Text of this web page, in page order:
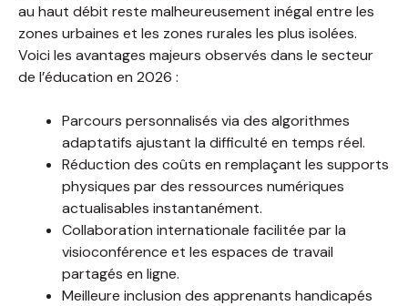
au haut débit reste malheureusement inégal entre les
zones urbaines et les zones rurales les plus isolées.
Voici les avantages majeurs observés dans le secteur
de l’éducation en 2026 :
Parcours personnalisés via des algorithmes
adaptatifs ajustant la difficulté en temps réel.
Réduction des coûts en remplaçant les supports
physiques par des ressources numériques
actualisables instantanément.
Collaboration internationale facilitée par la
visioconférence et les espaces de travail
partagés en ligne.
Meilleure inclusion des apprenants handicapés